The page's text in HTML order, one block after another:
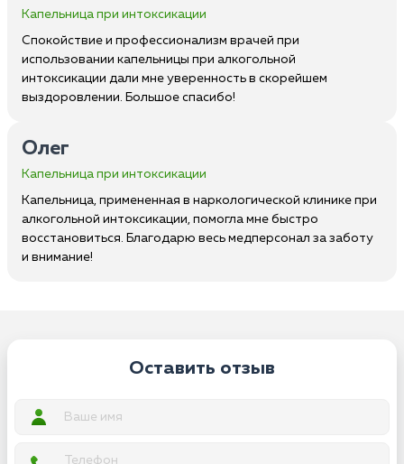
Капельница при интоксикации
Спокойствие и профессионализм врачей при
использовании капельницы при алкогольной
интоксикации дали мне уверенность в скорейшем
выздоровлении. Большое спасибо!
Олег
Капельница при интоксикации
Капельница, примененная в наркологической клинике при
алкогольной интоксикации, помогла мне быстро
восстановиться. Благодарю весь медперсонал за заботу
и внимание!
Оставить отзыв